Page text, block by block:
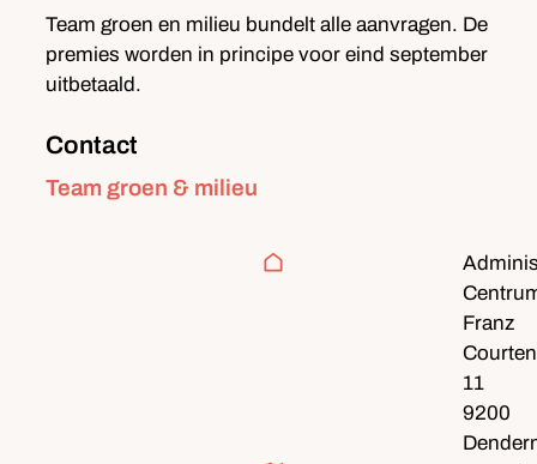
Team groen en milieu bundelt alle aanvragen. De
premies worden in principe voor eind september
uitbetaald.
Contact
Contact
Team groen & milieu
Franz
11
,9200